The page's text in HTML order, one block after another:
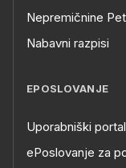
Nepremičnine
Nabavni razpisi
EPOSLOVANJE
Uporabniški
ePoslovanje za